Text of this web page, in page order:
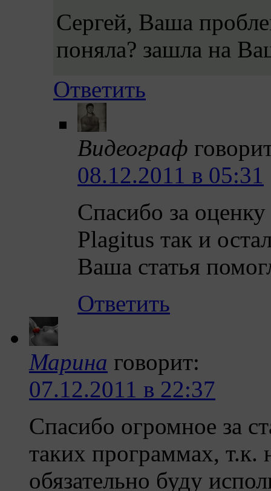
Сергей, Ваша
поняла? зашла на
Ответить
Видеограф
08.12.2011 в 05:31
Спасибо за
Plagitus так и
Ваша статья
Ответить
Маринa говорит:
07.12.2011 в 22:37
Cпасибо огромное за
таких программах, т.к.
обязательно буду